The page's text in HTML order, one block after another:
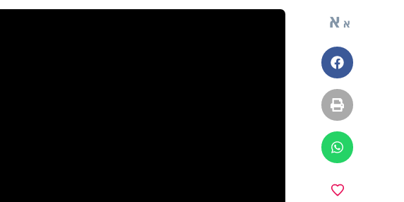
א א
פייסבוק
הדפסה
ווטסאפ